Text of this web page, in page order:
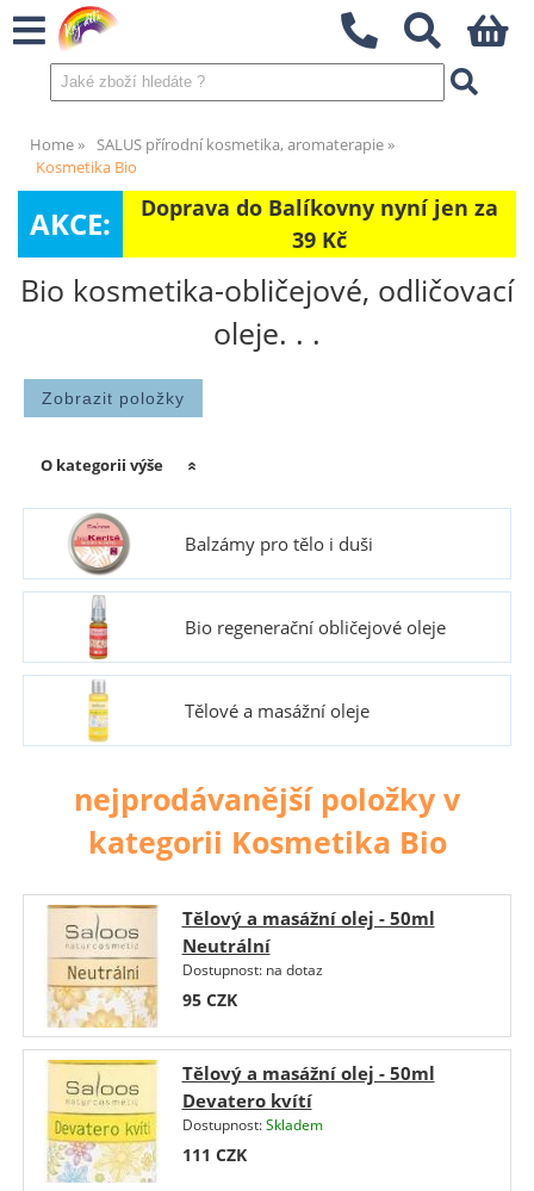
Home
SALUS přírodní kosmetika, aromaterapie
Kosmetika Bio
AKCE:
Doprava do Balíkovny nyní jen za
39 Kč
Bio kosmetika-obličejové, odličovací
oleje. . .
O kategorii výše
Balzámy pro tělo i duši
Bio regenerační obličejové oleje
Tělové a masážní oleje
nejprodávanější položky v
kategorii Kosmetika Bio
Tělový a masážní olej - 50ml
Neutrální
Dostupnost: na dotaz
95 CZK
Tělový a masážní olej - 50ml
Devatero kvítí
Dostupnost:Skladem
111 CZK